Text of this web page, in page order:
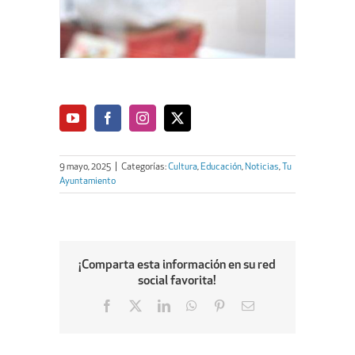
9 mayo, 2025 Categorías:Cultura, Educación, Noticias,
Tu
Ayuntamiento
¡Comparta esta información en su red
social favorita!
Facebook
LinkedInWhatsApp
PinterestEmail